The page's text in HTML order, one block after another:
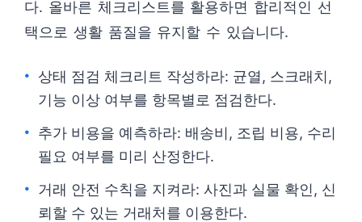
다. 올바른 체크리스트를 활용하면 합리적인 선
택으로 생활 품질을 유지할 수 있습니다.
상태 점검 체크리트 작성하라: 균열, 스크래치,
기능 이상 여부를 항목별로 점검한다.
추가 비용을 예측하라: 배송비, 조립 비용, 수리
필요 여부를 미리 산정한다.
거래 안전 수칙을 지켜라: 사진과 실물 확인, 신
뢰할 수 있는 거래처를 이용한다.